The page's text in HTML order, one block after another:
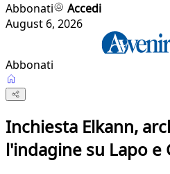
Abbonati
Accedi
August 6, 2026
Abbonati
Inchiesta Elkann,
l'indagine su Lapo e